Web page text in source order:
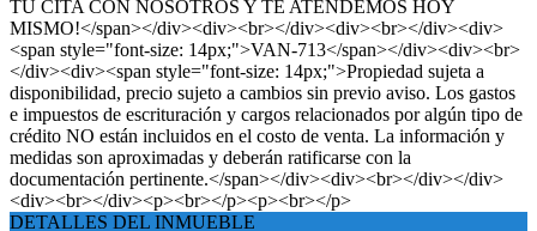
TU CITA CON NOSOTROS Y TE ATENDEMOS HOY
MISMO!</span></div><div><br></div><div><br></div><div>
<span style="font-size: 14px;">VAN-713</span></div><div><br>
</div><div><span style="font-size: 14px;">Propiedad sujeta a
disponibilidad, precio sujeto a cambios sin previo aviso. Los gastos
e impuestos de escrituración y cargos relacionados por algún tipo de
crédito NO están incluidos en el costo de venta. La información y
medidas son aproximadas y deberán ratificarse con la
documentación pertinente.</span></div><div><br></div></div>
<div><br></div><p><br></p><p><br></p>
DETALLES DEL INMUEBLE